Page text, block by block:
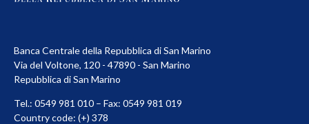
Banca Centrale della Repubblica di San Marino
Via del Voltone, 120 - 47890 - San Marino
Repubblica di San Marino
Tel.: 0549 981 010 – Fax: 0549 981 019
Country code: (+) 378